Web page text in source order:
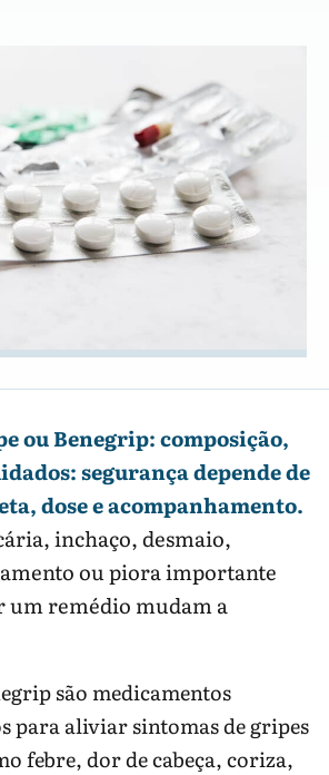
ou Benegrip: composição,
segurança depende de
dose e acompanhamento.
inchaço, desmaio,
ou piora importante
um remédio mudam a
são medicamentos
para aliviar sintomas de gripes
febre, dor de cabeça, coriza,